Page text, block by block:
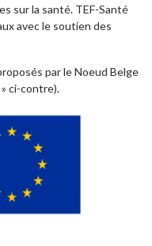
sur la santé. TEF-Santé
avec le soutien des
par le Noeud Belge
ci-contre).